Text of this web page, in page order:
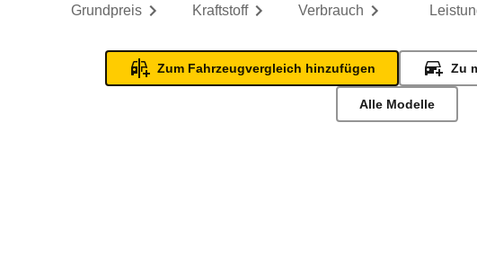
Grundpreis Kraftstoff Verbrauch
Zum Fahrzeugvergleich hinzufügen Zu
Alle Modelle